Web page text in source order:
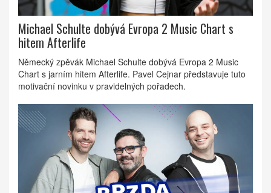
Michael Schulte dobývá Evropa 2 Music Chart s
hitem Afterlife
Německý zpěvák Michael Schulte dobývá Evropa 2 Music
Chart s jarním hitem Afterlife. Pavel Cejnar představuje tuto
motivační novinku v pravidelných pořadech.